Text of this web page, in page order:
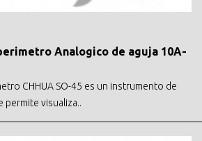
Analogico de aguja 10A-
CHHUA SO-45 es un instrumento de
permite visualiza..